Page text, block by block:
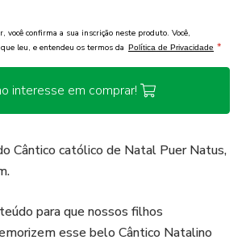
você confirma a sua inscrição neste produto. Você,
leu, e entendeu os termos da Política de Privacidade *
interesse em comprar!
Cântico católico de Natal Puer Natus,
para que nossos filhos
esse belo Cântico Natalino